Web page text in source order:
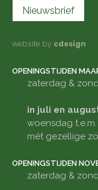
Nieuwsbrief
website by cdesign
OPENINGSTIJDEN
zaterdag &
in juli en
woensdag
mét gezellige
OPENINGSTIJDEN
zaterdag &